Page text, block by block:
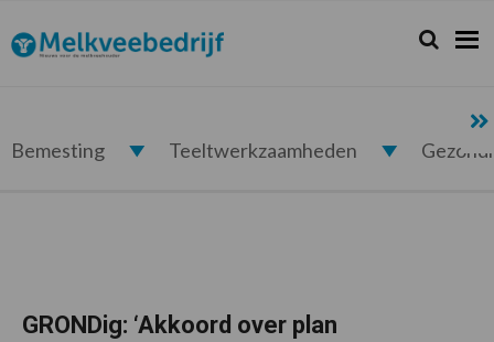
de
hoofdnavigatie
de
hoofd
de
eerste
de
voettekst
Melkveebedrijf.nl Zoeken...
Zoek
Bemesting Teeltwerkzaamheden
GRONDig: ‘Akkoord over plan